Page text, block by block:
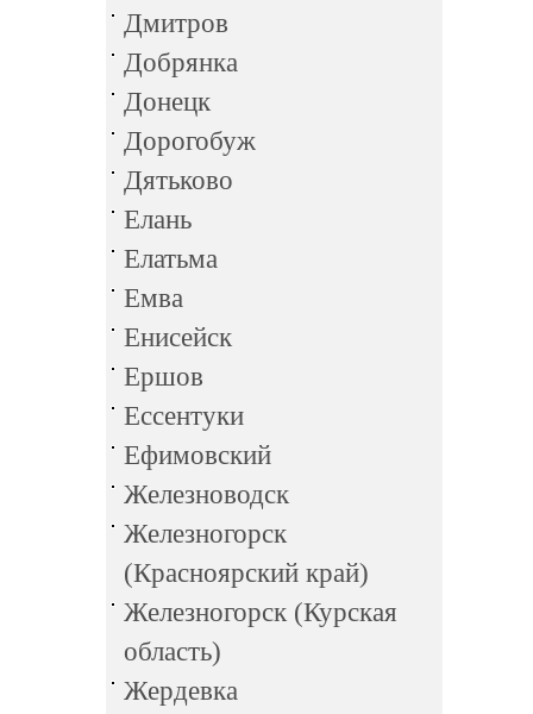
Дмитров
Добрянка
Донецк
Дорогобуж
Дятьково
Елань
Елатьма
Емва
Енисейск
Ершов
Ессентуки
Ефимовский
Железноводск
Железногорск
(Красноярский край)
Железногорск (Курская
область)
Жердевка